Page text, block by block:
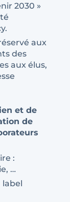
2030 »
aux
des
aux élus,
et de
de
:
…